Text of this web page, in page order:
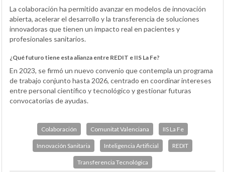
La colaboración ha permitido avanzar en modelos de innovación
abierta, acelerar el desarrollo y la transferencia de soluciones
innovadoras que tienen un impacto real en pacientes y
profesionales sanitarios.
¿Qué futuro tiene esta alianza entre REDIT e IIS La Fe?
En 2023, se firmó un nuevo convenio que contempla un programa
de trabajo conjunto hasta 2026, centrado en coordinar intereses
entre personal científico y tecnológico y gestionar futuras
convocatorias de ayudas.
Colaboración Comunitat Valenciana IIS La Fe
Innovación Sanitaria Inteligencia Artificial REDIT
Transferencia Tecnológica